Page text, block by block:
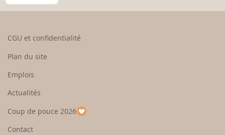
o
e
u
p
a
e
CGU et confidentialité
Plan du site
Emplois
Actualités
Coup de pouce 2026
Contact